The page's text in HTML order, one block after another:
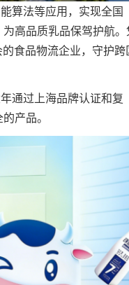
算法等应用，实现全国
高品质乳品保驾护航
食品物流企业，守护跨
通过上海品牌认证和复
产品。